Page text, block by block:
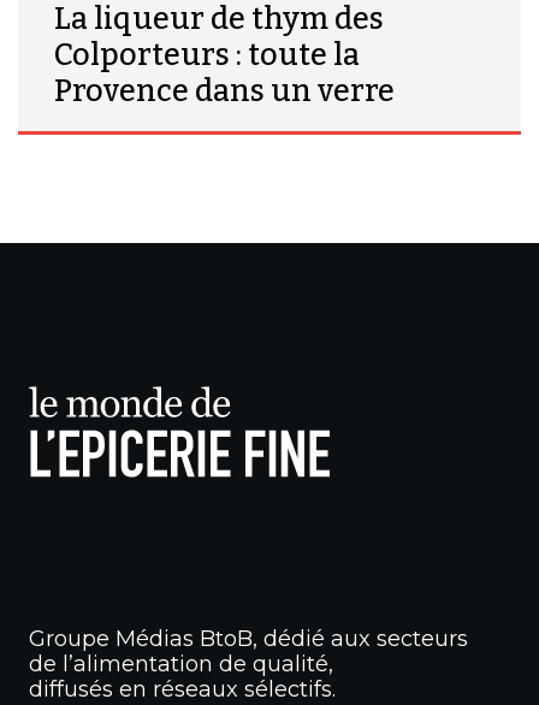
La liqueur de thym des
Colporteurs : toute la
Provence dans un verre
Groupe Médias BtoB, dédié aux secteurs
de l’alimentation de qualité,
diffusés en réseaux sélectifs.